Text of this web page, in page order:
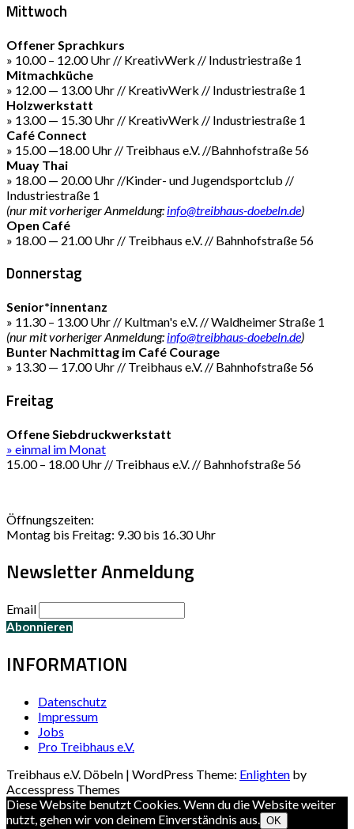
Mittwoch
Offener Sprachkurs
» 10.00 – 12.00 Uhr // KreativWerk // Industriestraße 1
Mitmachküche
» 12.00 — 13.00 Uhr // KreativWerk // Industriestraße 1
Holzwerkstatt
» 13.00 — 15.30 Uhr // KreativWerk // Industriestraße 1
Café Connect
» 15.00 —18.00 Uhr // Treibhaus e.V. //Bahnhofstraße 56
Muay Thai
» 18.00 — 20.00 Uhr //Kinder- und Jugendsportclub //
Industriestraße 1
(nur mit vorheriger Anmeldung: info@treibhaus-doebeln.de)
Open Café
» 18.00 — 21.00 Uhr // Treibhaus e.V. // Bahnhofstraße 56
Donnerstag
Senior*innentanz
» 11.30 – 13.00 Uhr // Kultman's e.V. // Waldheimer Straße 1
(nur mit vorheriger Anmeldung: info@treibhaus-doebeln.de)
Bunter Nachmittag im Café Courage
» 13.30 — 17.00 Uhr // Treibhaus e.V. // Bahnhofstraße 56
Freitag
Offene Siebdruckwerkstatt
» einmal im Monat
15.00 – 18.00 Uhr // Treibhaus e.V. // Bahnhofstraße 56
Öffnungszeiten:
Montag bis Freitag: 9.30 bis 16.30 Uhr
Newsletter Anmeldung
Email
INFORMATION
Datenschutz
Impressum
Jobs
Pro Treibhaus e.V.
Treibhaus e.V. Döbeln | WordPress Theme: Enlighten by
Accesspress Themes
Diese Website benutzt Cookies. Wenn du die Website weiter
nutzt, gehen wir von deinem Einverständnis aus. OK